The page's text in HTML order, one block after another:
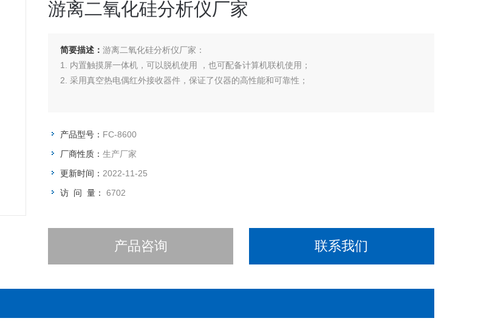
游离二氧化硅分析仪厂家
简要描述： 游离二氧化硅分析仪厂家：
1. 内置触摸屏一体机，可以脱机使用 ，也可配备计算机联机使用；
2. 采用真空热电偶红外接收器件，保证了仪器的高性能和可靠性；
产品型号： FC-8600
厂商性质： 生产厂家
更新时间： 2022-11-25
访 问 量： 6702
产品咨询 联系我们